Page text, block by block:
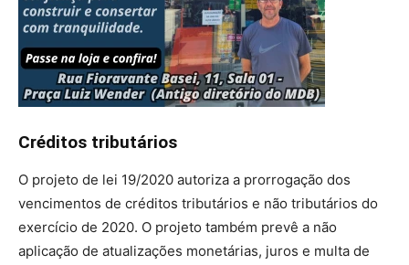
Créditos tributários
O projeto de lei 19/2020 autoriza a prorrogação dos
vencimentos de créditos tributários e não tributários do
exercício de 2020. O projeto também prevê a não
aplicação de atualizações monetárias, juros e multa de